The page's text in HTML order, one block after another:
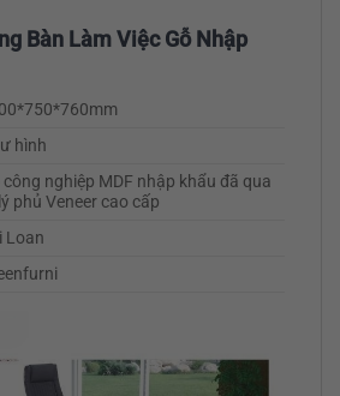
Bàn Làm Việc Gỗ Nhập
hình
công nghiệp MDF nhập khẩu đã qua
phủ Veneer cao cấp
Loan